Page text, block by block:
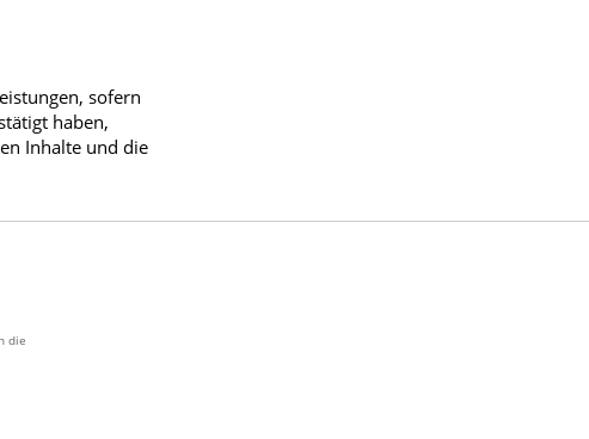
sofern
haben,
Inhalte und die
die